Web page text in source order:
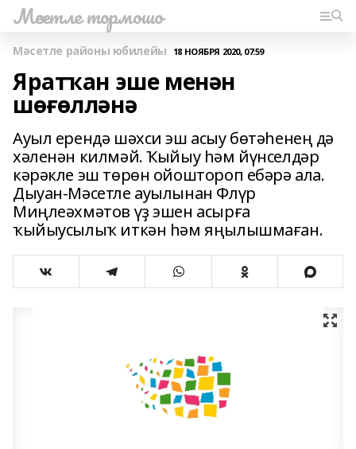
Мәсетле тормошо
Мәсетле районы юбилейы 18 НОЯБРЯ 2020, 07:59
Яратҡан эше менән
шөғөлләнә
Ауыл ерендә шәхси эш асыу бөтәһенең дә
хәленән килмәй. Ҡыйыу һәм йүнселдәр
кәрәкле эш төрөн ойоштороп ебәрә ала.
Дыуан-Мәсетле ауылынан Флүр
Миңлеәхмәтов үҙ эшен асырға
ҡыйыусылыҡ иткән һәм яңылышмаған.